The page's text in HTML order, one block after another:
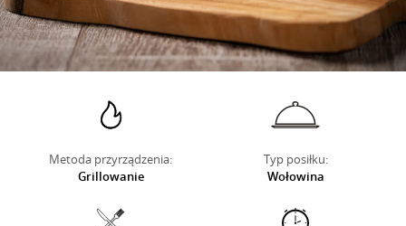
Metoda przyrządzenia:
Grillowanie
Typ posiłku:
Wołowina